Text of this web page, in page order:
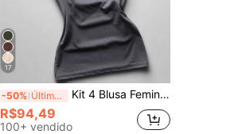
17
-50% Últimos 2 dias Kit 4 Blusa Feminina Suplex Duplo Básica Elegante Blogueira
R$94,49
100+ vendido